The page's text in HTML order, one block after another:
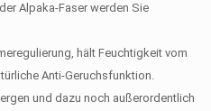
Alpaka-Faser werden Sie
hält Feuchtigkeit vom
Anti-Geruchsfunktion.
und dazu noch außerordentlich